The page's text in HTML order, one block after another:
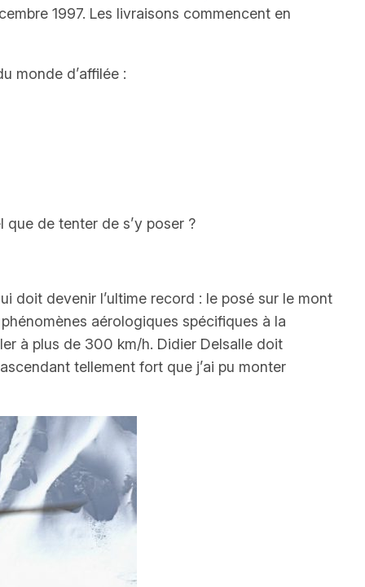
1997. Les livraisons commencent en
monde d’affilée :
que de tenter de s’y poser ?
doit devenir l’ultime record : le posé sur le mont
aérologiques spécifiques à la
à plus de 300 km/h. Didier Delsalle doit
tellement fort que j’ai pu monter